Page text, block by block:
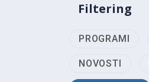
Filtering
PROGRAMI
NOVOSTI